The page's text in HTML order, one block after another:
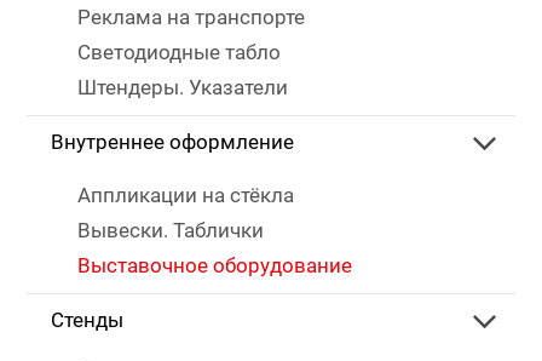
Реклама на транспорте
Светодиодные табло
Штендеры. Указатели
Внутреннее оформление
Аппликации на стёкла
Вывески. Таблички
Выставочное оборудование
Стенды